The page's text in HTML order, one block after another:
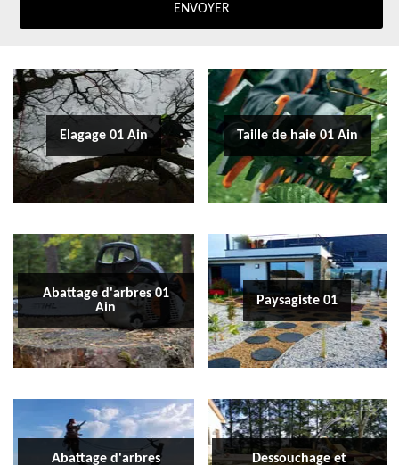
Elagage 01 Ain Taille de haie 01 Ain
Abattage d'arbres 01
Ain
Paysagiste 01
Abattage d'arbres
Dessouchage et